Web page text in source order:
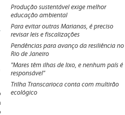
Produção sustentável exige melhor
educação ambiental
Para evitar outras Marianas, é preciso
revisar leis e fiscalizações
Pendências para avanço da resiliência no
Rio de Janeiro
"Mares têm ilhas de lixo, e nenhum país é
responsável"
Trilha Transcarioca conta com multirão
ecológico